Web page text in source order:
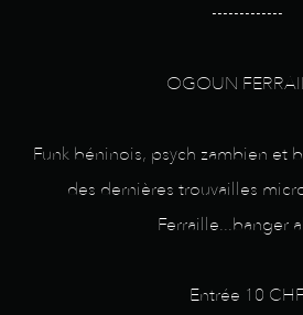
-------------
OGOUN
Funk béninois, psych zambien et
des dernières trouvailles
Ferraille...banger
Entrée 10